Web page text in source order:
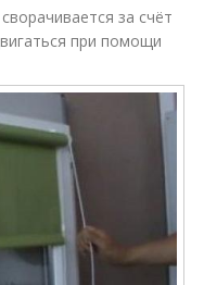
за счёт
при помощи